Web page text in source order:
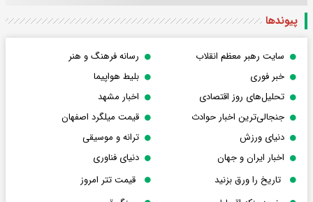
پیوندها
سایت رهبر معظم انقلاب
رسانه فرهنگ و هنر
خبر فوری
بلیط هواپیما
تحلیل‌های روز اقتصادی
اخبار مشهد
جنجالی‌ترین اخبار حوادث
قیمت میلگرد اصفهان
دنیای ورزش
ترانه و موسیقی
اخبار ایران و جهان
دنیای فناوری
تاریخ را ورق بزنید
قیمت تتر امروز